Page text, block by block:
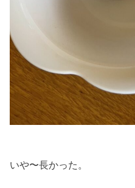
いや〜長かった。